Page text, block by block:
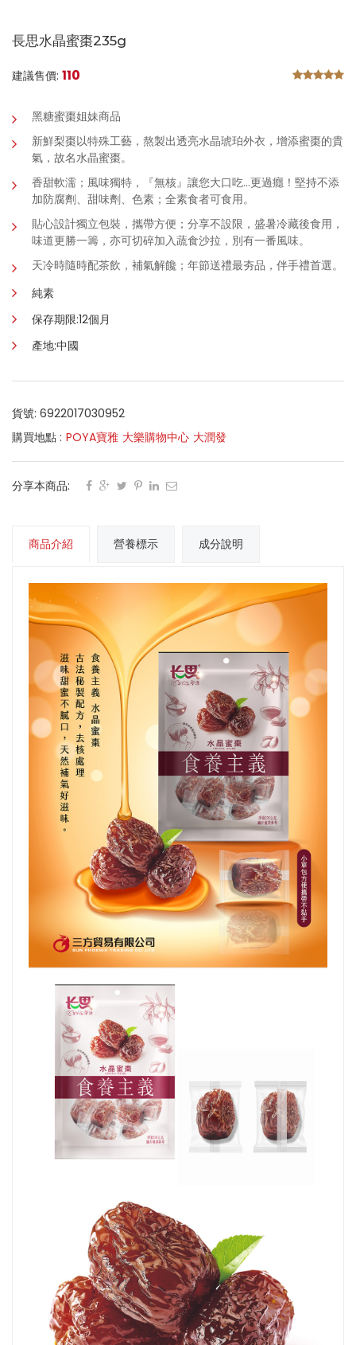
長思水晶蜜棗235g
建議售價: 110
黑糖蜜棗姐妹商品
新鮮梨棗以特殊工藝，熬製出透亮水晶琥珀外衣 ， 增添蜜棗的貴
氣 ， 故名水晶蜜棗。
香甜軟濡；風味獨特，『無核』讓您大口吃…更過癮！堅持不添
加防腐劑、甜味劑、色素；全素食者可食用。
貼心設計獨立包裝，攜帶方便；分享不設限，盛暑冷藏後食用，
味道更勝一籌，亦可切碎加入蔬食沙拉，別有一番風味。
天冷時隨時配茶飲，補氣解饞；年節送禮最夯品，伴手禮首選。
純素
保存期限:12個月
產地:中國
貨號: 6922017030952
購買地點 : POYA寶雅 大樂購物中心 大潤發
分享本商品:
商品介紹 營養標示 成分說明